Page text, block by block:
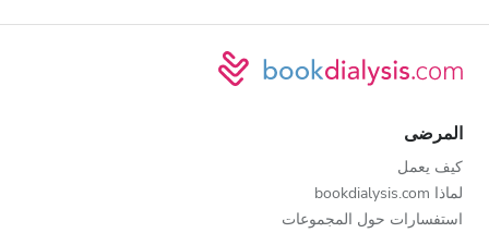
المرضى
كيف يعمل
لماذا bookdialysis.com
استفسارات حول المجموعات